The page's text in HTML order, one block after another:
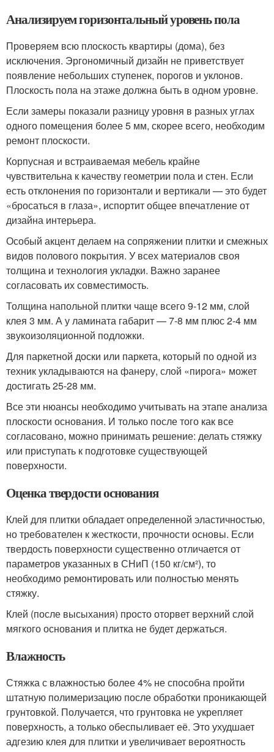
Анализируем горизонтальный уровень пола
Проверяем всю плоскость квартиры (дома), без
исключения. Эргономичный дизайн не приветствует
появление небольших ступенек, порогов и уклонов.
Плоскость пола на этаже должна быть в одном уровне.
Если замеры показали разницу уровня в разных углах
одного помещения более 5 мм, скорее всего, необходим
ремонт плоскости.
Корпусная и встраиваемая мебель крайне
чувствительна к качеству геометрии пола и стен. Если
есть отклонения по горизонтали и вертикали — это будет
«бросаться в глаза», испортит общее впечатление от
дизайна интерьера.
Особый акцент делаем на сопряжении плитки и смежных
видов полового покрытия. У всех материалов своя
толщина и технология укладки. Важно заранее
согласовать их совместимость.
Толщина напольной плитки чаще всего 9-12 мм, слой
клея 3 мм. А у ламината габарит — 7-8 мм плюс 2-4 мм
звукоизоляционной подложки.
Для паркетной доски или паркета, который по одной из
техник укладываются на фанеру, слой «пирога» может
достигать 25-28 мм.
Все эти нюансы необходимо учитывать на этапе анализа
плоскости основания. И только после того как все
согласовано, можно принимать решение: делать стяжку
или приступать к подготовке существующей
поверхности.
Оценка твердости основания
Клей для плитки обладает определенной эластичностью,
но требователен к жесткости, прочности основы. Если
твердость поверхности существенно отличается от
параметров указанных в СНиП (150 кг/см²), то
необходимо ремонтировать или полностью менять
стяжку.
Клей (после высыхания) просто оторвет верхний слой
мягкого основания и плитка не будет держаться.
Влажность
Стяжка с влажностью более 4% не способна пройти
штатную полимеризацию после обработки проникающей
грунтовкой. Получается, что грунтовка не укрепляет
поверхность, а только обеспыливает её. Это ухудшает
адгезию клея для плитки и увеличивает вероятность